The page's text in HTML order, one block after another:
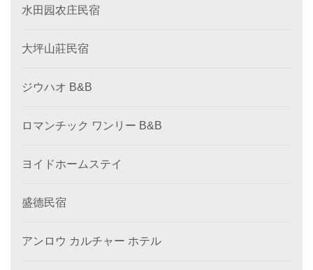
水田园农庄民宿
大坪山莊民宿
ジウハオ B&B
ロマンチック ワンリー B&B
ヨイドホームステイ
盛德民宿
アンロウ カルチャー ホテル